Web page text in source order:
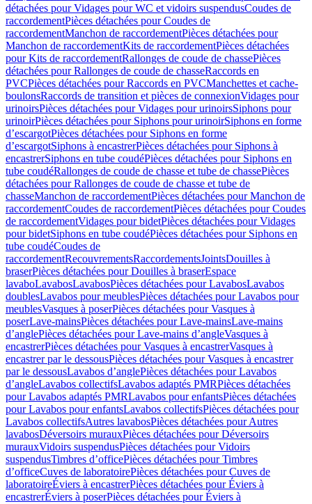
détachées pour Vidages pour WC et vidoirs suspendusCoudes de
raccordementPièces détachées pour Coudes de
raccordementManchon de raccordementPièces détachées pour
Manchon de raccordementKits de raccordementPièces détachées
pour Kits de raccordementRallonges de coude de chassePièces
détachées pour Rallonges de coude de chasseRaccords en
PVCPièces détachées pour Raccords en PVCManchettes et cache-
boulonsRaccords de transition et pièces de connexionVidages pour
urinoirsPièces détachées pour Vidages pour urinoirsSiphons pour
urinoirPièces détachées pour Siphons pour urinoirSiphons en forme
d’escargotPièces détachées pour Siphons en forme
d’escargotSiphons à encastrerPièces détachées pour Siphons à
encastrerSiphons en tube coudéPièces détachées pour Siphons en
tube coudéRallonges de coude de chasse et tube de chassePièces
détachées pour Rallonges de coude de chasse et tube de
chasseManchon de raccordementPièces détachées pour Manchon de
raccordementCoudes de raccordementPièces détachées pour Coudes
de raccordementVidages pour bidetPièces détachées pour Vidages
pour bidetSiphons en tube coudéPièces détachées pour Siphons en
tube coudéCoudes de
raccordementRecouvrementsRaccordementsJointsDouilles à
braserPièces détachées pour Douilles à braserEspace
lavaboLavabosLavabosPièces détachées pour LavabosLavabos
doublesLavabos pour meublesPièces détachées pour Lavabos pour
meublesVasques à poserPièces détachées pour Vasques à
poserLave-mainsPièces détachées pour Lave-mainsLave-mains
d’anglePièces détachées pour Lave-mains d’angleVasques à
encastrerPièces détachées pour Vasques à encastrerVasques à
encastrer par le dessousPièces détachées pour Vasques à encastrer
par le dessousLavabos d’anglePièces détachées pour Lavabos
d’angleLavabos collectifsLavabos adaptés PMRPièces détachées
pour Lavabos adaptés PMRLavabos pour enfantsPièces détachées
pour Lavabos pour enfantsLavabos collectifsPièces détachées pour
Lavabos collectifsAutres lavabosPièces détachées pour Autres
lavabosDéversoirs murauxPièces détachées pour Déversoirs
murauxVidoirs suspendusPièces détachées pour Vidoirs
suspendusTimbres dʼofficePièces détachées pour Timbres
dʼofficeCuves de laboratoirePièces détachées pour Cuves de
laboratoireÉviers à encastrerPièces détachées pour Éviers à
encastrerÉviers à poserPièces détachées pour Éviers à